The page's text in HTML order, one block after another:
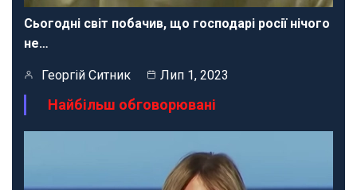
Сьогодні світ побачив, що господарі росії нічого
не…
Георгій Ситник Лип 1, 2023
Найбільш обговорювані